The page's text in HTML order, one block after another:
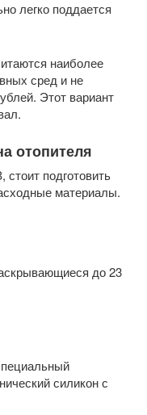
легко поддается
наиболее
сред и не
Этот вариант
отопителя
подготовить
материалы.
до 23
силикон с